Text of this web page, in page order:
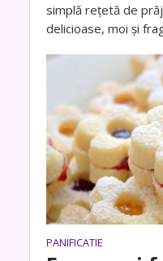
simplă rețetă de
delicioase, moi și
PANIFICATIE